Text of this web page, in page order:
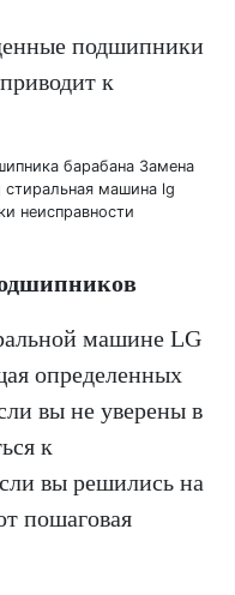
подшипники
к
машине LG
определенных
вы не уверены в
к
вы решились на
пошаговая